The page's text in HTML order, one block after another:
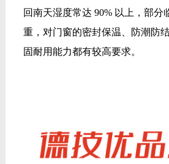
回南天湿度常达 90% 以上，部分
重，对门窗的密封保温、防潮防
固耐用能力都有较高要求。